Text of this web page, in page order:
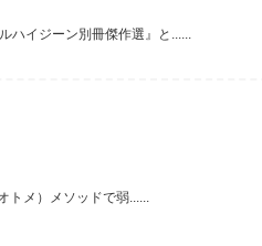
ハイジーン別冊傑作選』と......
トメ）メソッドで弱......